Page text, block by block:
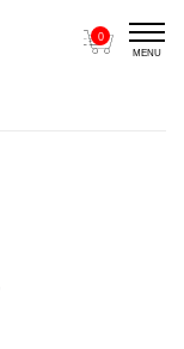
0
MENU